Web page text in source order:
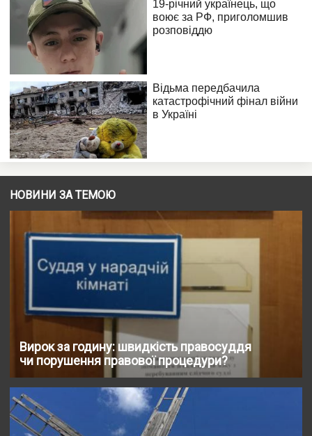
НОВИНИ ЗА ТЕМОЮ
Вирок за годину: швидкість правосуддя
чи порушення правової процедури?